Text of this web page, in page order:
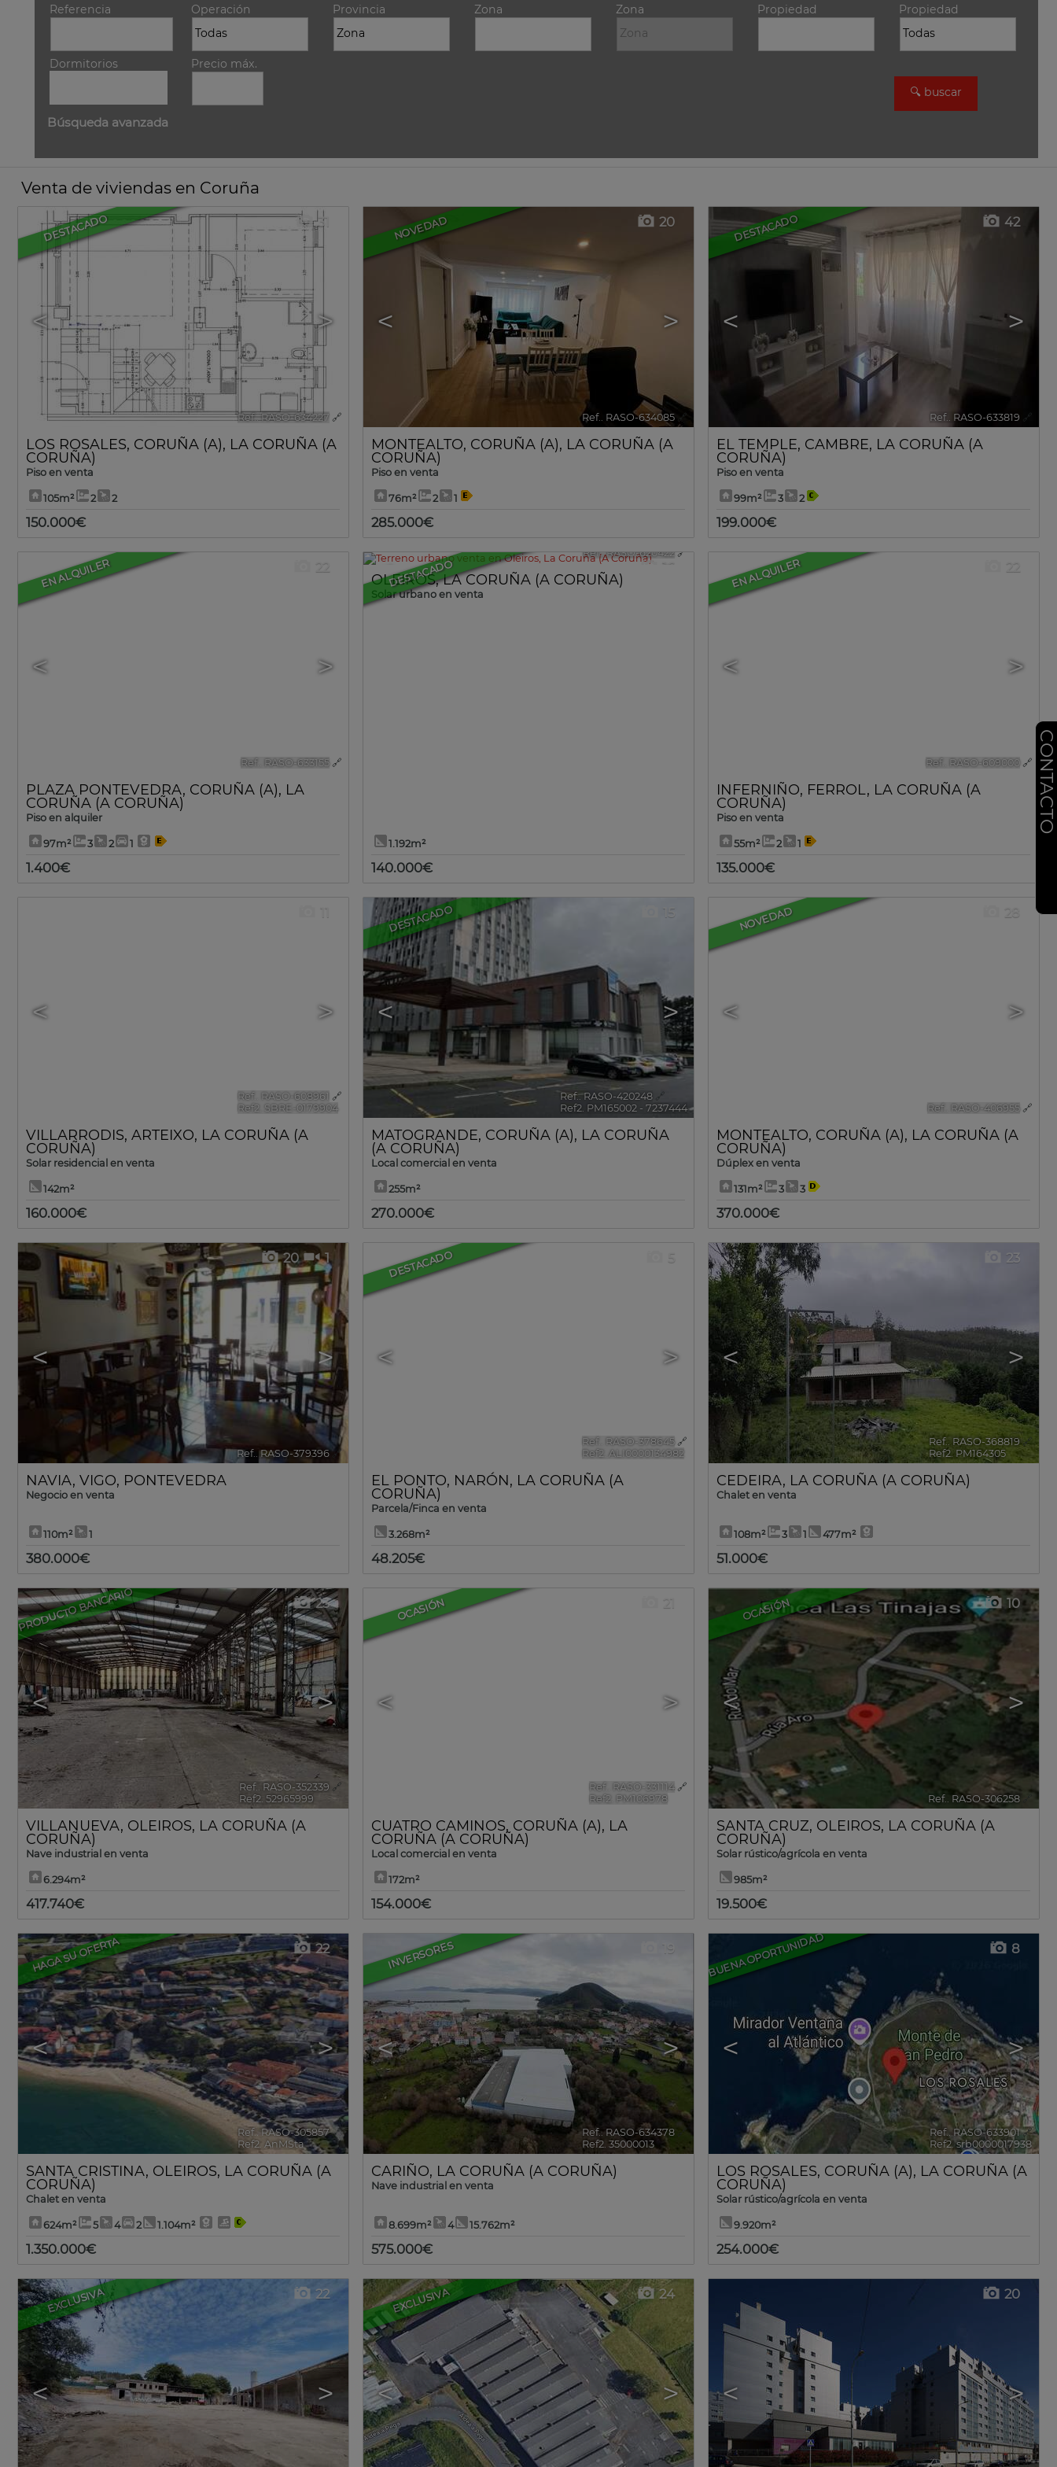
Referencia Operación Provincia Zona Zona Propiedad Propiedad
Dormitorios Precio máx.
Búsqueda avanzada
Venta de viviendas en Coruña
DESTACADO
< >
31
Ref.. RASO-634227 🔗
LOS ROSALES, CORUÑA (A), LA CORUÑA (A
CORUÑA)
Piso en venta
105m² 2 2
150.000€
NOVEDAD
< >
20
Ref.. RASO-634085 🔗
MONTEALTO, CORUÑA (A), LA CORUÑA (A
CORUÑA)
Piso en venta
76m² 2 1
285.000€
DESTACADO
< >
42
Ref.. RASO-633819 🔗
EL TEMPLE, CAMBRE, LA CORUÑA (A
CORUÑA)
Piso en venta
99m² 3 2
199.000€
EN ALQUILER
< >
22
Ref.. RASO-633155 🔗
PLAZA PONTEVEDRA, CORUÑA (A), LA
CORUÑA (A CORUÑA)
Piso en alquiler
97m² 3 2 1
1.400€
DESTACADO
< >
16
Ref.. RASO-620422 🔗
OLEIROS,LA CORUÑA (A CORUÑA)
Solar urbano en venta
1.192m²
140.000€
EN ALQUILER
< >
22
Ref.. RASO-609000 🔗
INFERNIÑO, FERROL , LA CORUÑA (A
CORUÑA)
Piso en venta
55m² 2 1
135.000€
< >
11
Ref.. RASO-608961 🔗
Ref2. SBRE-0179904
VILLARRODIS, ARTEIXO, LA CORUÑA (A
CORUÑA)
Solar residencial en venta
142m²
160.000€
DESTACADO
< >
15
Ref.. RASO-420248 🔗
Ref2. PM165002 - 7237444
MATOGRANDE, CORUÑA (A), LA CORUÑA
(A CORUÑA)
Local comercial en venta
255m²
270.000€
NOVEDAD
< >
28
Ref.. RASO-406955 🔗
MONTEALTO, CORUÑA (A), LA CORUÑA (A
CORUÑA)
Dúplex en venta
131m² 3 3
370.000€
< >
20 1
Ref.. RASO-379396 🔗
NAVIA, VIGO, PONTEVEDRA
Negocio en venta
110m² 1
380.000€
DESTACADO
< >
5
Ref.. RASO-378645 🔗
Ref2. ALI0000134982
EL PONTO, NARÓN, LA CORUÑA (A
CORUÑA)
Parcela/Finca en venta
3.268m²
48.205€
< >
23
Ref.. RASO-368819 🔗
Ref2. PM164305
CEDEIRA, LA CORUÑA (A CORUÑA)
Chalet en venta
108m² 3 1 477m²
51.000€
PRODUCTO BANCARIO
< >
23
Ref.. RASO-352339 🔗
Ref2. 52965999
VILLANUEVA, OLEIROS, LA CORUÑA (A
CORUÑA)
Nave industrial en venta
6.294m²
417.740€
OCASIÓN
< >
21
Ref.. RASO-331114 🔗
Ref2. PM106978
CUATRO CAMINOS, CORUÑA (A), LA
CORUÑA (A CORUÑA)
Local comercial en venta
172m²
154.000€
OCASIÓN
< >
10
Ref.. RASO-306258
SANTA CRUZ, OLEIROS, LA CORUÑA (A
CORUÑA)
Solar rústico/agrícola en venta
985m²
19.500€
HAGA SU OFERTA
< >
22
Ref.. RASO-305857 🔗
Ref2. AnMSta
SANTA CRISTINA, OLEIROS, LA CORUÑA (A
CORUÑA)
Chalet en venta
624m² 5 4 2 1.104m²
1.350.000€
INVERSORES
< >
19
Ref.. RASO-634378 🔗
Ref2. 35000013
CARIÑO, LA CORUÑA (A CORUÑA)
Nave industrial en venta
8.699m² 4 15.762m²
575.000€
BUENA OPORTUNIDAD
< >
8
Ref.. RASO-633901 🔗
Ref2. srb0000017938
LOS ROSALES, CORUÑA (A), LA CORUÑA (A
CORUÑA)
Solar rústico/agrícola en venta
9.920m²
254.000€
EXCLUSIVA
< >
22 EXCLUSIVA
< >
24
< >
20